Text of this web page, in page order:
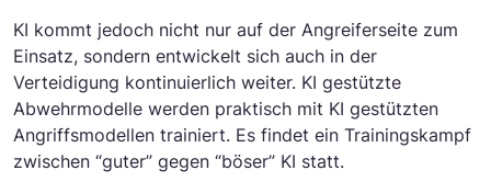
KI kommt jedoch nicht nur auf der Angreiferseite zum
Einsatz, sondern entwickelt sich auch in der
Verteidigung kontinuierlich weiter. KI gestützte
Abwehrmodelle werden praktisch mit KI gestützten
Angriffsmodellen trainiert. Es findet ein Trainingskampf
zwischen “guter” gegen “böser” KI statt.